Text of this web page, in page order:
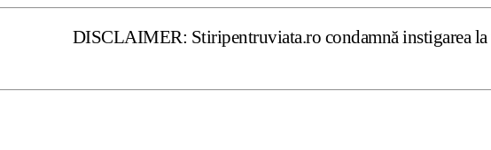
DISCLAIMER: Stiripentruviata.ro condamnă instigarea la ură şi